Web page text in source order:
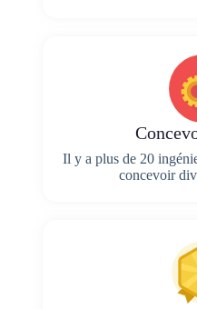
Il y a plus de 20
concevoir